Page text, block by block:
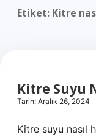
Politikası
Etiket: Kitre
Kitre Suyu
Tarih: Aralık 26, 2024
Kitre suyu nasıl